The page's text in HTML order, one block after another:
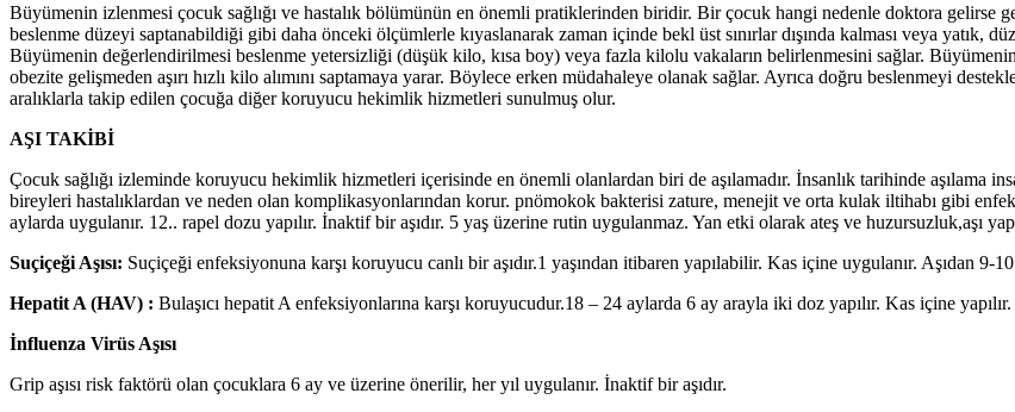
Büyümenin izlenmesi çocuk sağlığı ve hastalık bölümünün en önemli pratiklerinden biridir. Bir çocuk hangi nedenle doktora
beslenme düzeyi saptanabildiği gibi daha önceki ölçümlerle kıyaslanarak zaman içinde bekl üst sınırlar dışında kalması veya yatık,
Büyümenin değerlendirilmesi beslenme yetersizliği (düşük kilo, kısa boy) veya fazla kilolu vakaların belirlenmesini sağlar.
obezite gelişmeden aşırı hızlı kilo alımını saptamaya yarar. Böylece erken müdahaleye olanak sağlar. Ayrıca doğru beslenmeyi
aralıklarla takip edilen çocuğa diğer koruyucu hekimlik hizmetleri sunulmuş olur.
AŞI TAKİBİ
Çocuk sağlığı izleminde koruyucu hekimlik hizmetleri içerisinde en önemli olanlardan biri de aşılamadır. İnsanlık tarihinde aşılama
bireyleri hastalıklardan ve neden olan komplikasyonlarından korur. pnömokok bakterisi zature, menejit ve orta kulak iltihabı gibi
aylarda uygulanır. 12.. rapel dozu yapılır. İnaktif bir aşıdır. 5 yaş üzerine rutin uygulanmaz. Yan etki olarak ateş ve huzursuzluk,aşı
Suçiçeği Aşısı: Suçiçeği enfeksiyonuna karşı koruyucu canlı bir aşıdır.1 yaşından itibaren yapılabilir. Kas içine uygulanır. Aşıdan 9-
Hepatit A (HAV) : Bulaşıcı hepatit A enfeksiyonlarına karşı koruyucudur.18 – 24 aylarda 6 ay arayla iki doz yapılır. Kas içine
İnfluenza Virüs Aşısı
Grip aşısı risk faktörü olan çocuklara 6 ay ve üzerine önerilir, her yıl uygulanır. İnaktif bir aşıdır.